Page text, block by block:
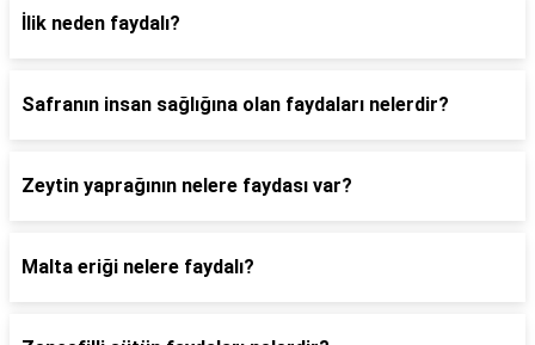
İlik neden faydalı?
Safranın insan sağlığına olan faydaları nelerdir?
Zeytin yaprağının nelere faydası var?
Malta eriği nelere faydalı?